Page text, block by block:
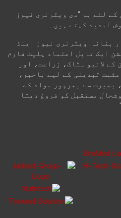
لئے ہم "دی ویٹرنری نیوز
آمدید کہتے ہیں۔
بنانا: ویٹرنری نیوز اینڈ
ایک قابل اعتماد پلیٹ فارم
لائیو سٹاک، زراعت، اور
تبدیلی کے لیے باخبر،
بصیرت سے بھرپور مواد کے
مستقبل کو فروغ دیتا